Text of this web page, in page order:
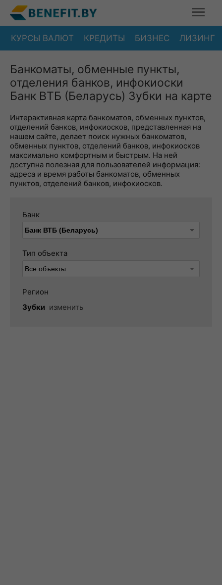
КУРСЫ ВАЛЮТ КРЕДИТЫ БИЗНЕС ЛИЗИНГ
Банкоматы, обменные пункты,
отделения банков, инфокиоски
Банк ВТБ (Беларусь) Зубки на карте
Интерактивная карта банкоматов, обменных пунктов,
отделений банков, инфокиосков, представленная на
нашем сайте, делает поиск нужных банкоматов,
обменных пунктов, отделений банков, инфокиосков
максимально комфортным и быстрым. На ней
доступна полезная для пользователей информация:
адреса и время работы банкоматов, обменных
пунктов, отделений банков, инфокиосков.
Банк
Тип объекта
Регион
Зубки изменить